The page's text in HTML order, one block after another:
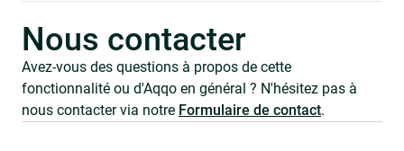
Nous contacter
Avez-vous des questions à propos de cette
fonctionnalité ou d'Aqqo en général ? N'hésitez pas à
nous contacter via notre Formulaire de contact.